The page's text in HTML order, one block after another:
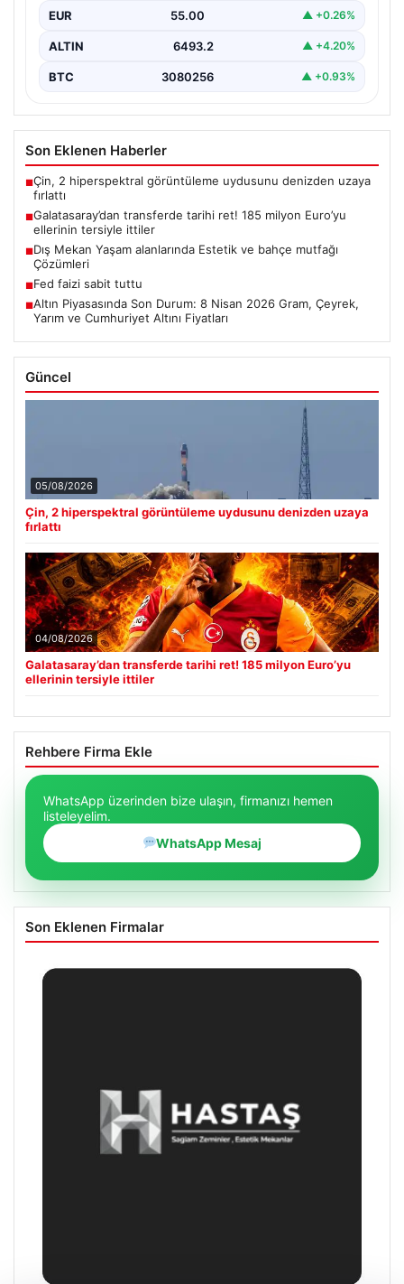
EUR 55.00 ▲ +0.26%
ALTIN 6493.2 ▲ +4.20%
BTC 3080256 ▲ +0.93%
Son Eklenen Haberler
■Çin, 2 hiperspektral görüntüleme uydusunu denizden uzaya
fırlattı
■Galatasaray’dan transferde tarihi ret! 185 milyon Euro’yu
ellerinin tersiyle ittiler
■Dış Mekan Yaşam alanlarında Estetik ve bahçe mutfağı
Çözümleri
■Fed faizi sabit tuttu
■Altın Piyasasında Son Durum: 8 Nisan 2026 Gram, Çeyrek,
Yarım ve Cumhuriyet Altını Fiyatları
Güncel
05/08/2026
Çin, 2 hiperspektral görüntüleme uydusunu denizden uzaya
fırlattı
04/08/2026
Galatasaray’dan transferde tarihi ret! 185 milyon Euro’yu
ellerinin tersiyle ittiler
Rehbere Firma Ekle
WhatsApp üzerinden bize ulaşın, firmanızı hemen
listeleyelim.
WhatsApp Mesaj
Son Eklenen Firmalar